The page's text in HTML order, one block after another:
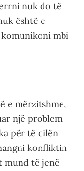
nuk do të
është e
komunikoni mbi
e mërzitshme,
një problem
për të cilën
konfliktin
mund të jenë